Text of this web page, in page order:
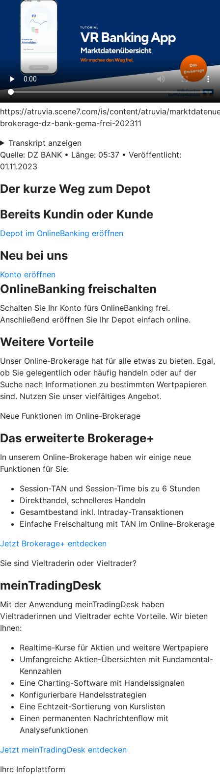
https://atruvia.scene7.com/is/content/atruvia/
brokerage-dz-bank-gema-frei-202311
Transkript anzeigen
Quelle: DZ BANK • Länge: 05:37 • Veröffentlicht:
01.11.2023
Der kurze Weg zum Depot
Bereits Kundin oder Kunde
Depot im OnlineBanking eröffnen
Neu bei uns
Konto eröffnen
OnlineBanking freischalten
Schalten Sie Ihr Konto fürs OnlineBanking frei.
Anschließend eröffnen Sie Ihr Depot einfach online.
Weitere Vorteile
Unser Online-Brokerage hat für alle etwas zu bieten. Egal,
ob Sie gelegentlich oder häufig handeln oder auf der
Suche nach Informationen zu bestimmten Wertpapieren
sind. Nutzen Sie unser vielfältiges Angebot.
Neue Funktionen im Online-Brokerage
Das erweiterte Brokerage+
In unserem Online-Brokerage haben wir einige neue
Funktionen für Sie:
Session-TAN und Session-Time bis zu 6 Stunden
Direkthandel, schnelleres Handeln
Gesamtbestand inkl. Intraday-Transaktionen
Einfache Freischaltung mit TAN im Online-Brokerage
Jetzt Brokerage+ entdecken
Sie sind Vieltraderin oder Vieltrader?
meinTradingDesk
Mit der Anwendung meinTradingDesk haben
Vieltraderinnen und Vieltrader echte Vorteile. Wir bieten
Ihnen:
Realtime-Kurse für Aktien und weitere Wertpapiere
Umfangreiche Aktien-Übersichten mit Fundamental-
Kennzahlen
Eine Charting-Software mit Handelssignalen
Konfigurierbare Handelsstrategien
Eine Echtzeit-Sortierung von Kurslisten
Einen permanenten Nachrichtenflow mit
Analysefunktionen
Jetzt meinTradingDesk entdecken
Ihre Infoplattform